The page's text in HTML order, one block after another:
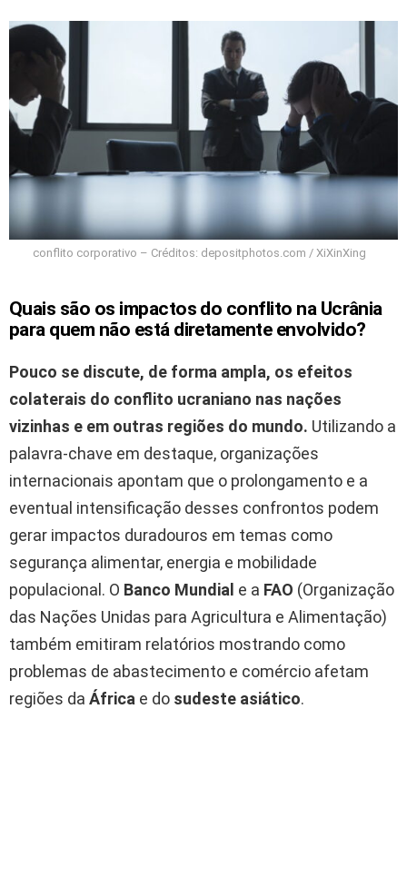
conflito corporativo – Créditos: depositphotos.com / XiXinXing
Quais são os impactos do conflito na Ucrânia
para quem não está diretamente envolvido?
Pouco se discute, de forma ampla, os efeitos
colaterais do conflito ucraniano nas nações
vizinhas e em outras regiões do mundo. Utilizando a
palavra-chave em destaque, organizações
internacionais apontam que o prolongamento e a
eventual intensificação desses confrontos podem
gerar impactos duradouros em temas como
segurança alimentar, energia e mobilidade
populacional. O Banco Mundial e a FAO (Organização
das Nações Unidas para Agricultura e Alimentação)
também emitiram relatórios mostrando como
problemas de abastecimento e comércio afetam
regiões da África e do sudeste asiático.